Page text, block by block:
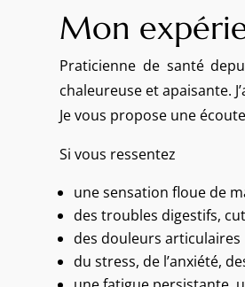
Mon
Praticienne de santé
chaleureuse et apaisante.
Je vous propose une
Si vous ressentez
une sensation floue de
des troubles digestifs,
des douleurs articulaires
du stress, de l’anxiété,